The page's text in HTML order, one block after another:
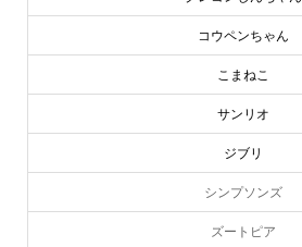
コウペンちゃん
こまねこ
サンリオ
ジブリ
シンプソンズ
ズートピア